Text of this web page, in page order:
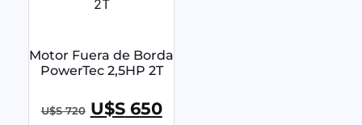
Motor Fuera de Borda
PowerTec 2,5HP 2T
U$S720 U$S650